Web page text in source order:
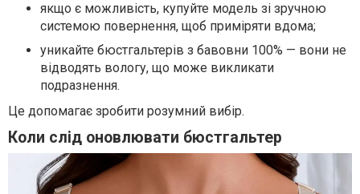
якщо є можливість, купуйте модель зі зручною
системою повернення, щоб приміряти вдома;
уникайте бюстгальтерів з бавовни 100% — вони не
відводять вологу, що може викликати
подразнення.
Це допомагає зробити розумний вибір.
Коли слід оновлювати бюстгальтер